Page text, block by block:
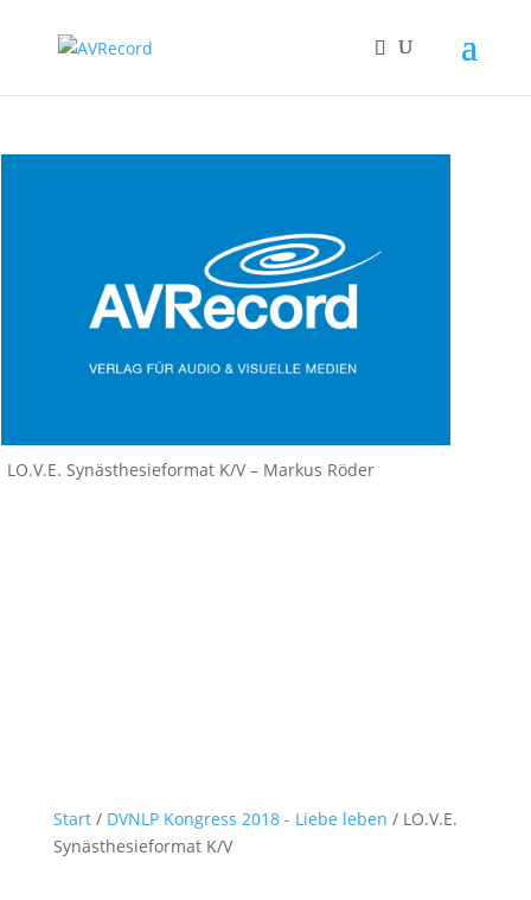
LO.V.E. Synästhesieformat K/V – Markus Röder
Start/ DVNLP Kongress 2018 - Liebe leben / LO.V.E.
Synästhesieformat K/V